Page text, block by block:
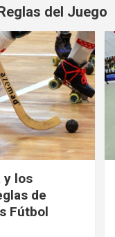
del Juego
y los
de
Fútbol